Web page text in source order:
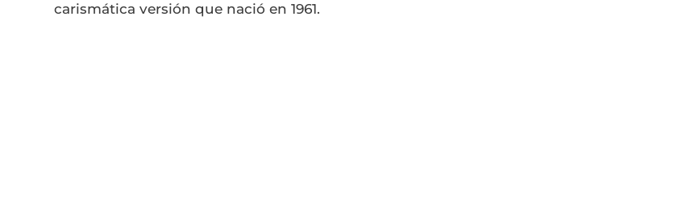
carismática versión que nació en 1961.